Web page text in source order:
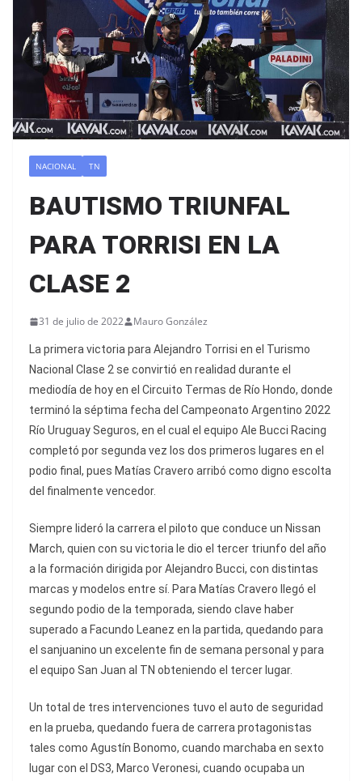
NACIONAL TN
BAUTISMO TRIUNFAL
PARA TORRISI EN LA
CLASE 2
31 de julio de 2022 Mauro González
La primera victoria para Alejandro Torrisi en el Turismo
Nacional Clase 2 se convirtió en realidad durante el
mediodía de hoy en el Circuito Termas de Río Hondo, donde
terminó la séptima fecha del Campeonato Argentino 2022
Río Uruguay Seguros, en el cual el equipo Ale Bucci Racing
completó por segunda vez los dos primeros lugares en el
podio final, pues Matías Cravero arribó como digno escolta
del finalmente vencedor.
Siempre lideró la carrera el piloto que conduce un Nissan
March, quien con su victoria le dio el tercer triunfo del año
a la formación dirigida por Alejandro Bucci, con distintas
marcas y modelos entre sí. Para Matías Cravero llegó el
segundo podio de la temporada, siendo clave haber
superado a Facundo Leanez en la partida, quedando para
el sanjuanino un excelente fin de semana personal y para
el equipo San Juan al TN obteniendo el tercer lugar.
Un total de tres intervenciones tuvo el auto de seguridad
en la prueba, quedando fuera de carrera protagonistas
tales como Agustín Bonomo, cuando marchaba en sexto
lugar con el DS3, Marco Veronesi, cuando ocupaba un